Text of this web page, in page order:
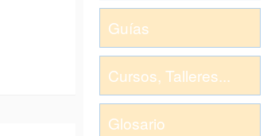
Guías
Cursos, Talleres...
Glosario